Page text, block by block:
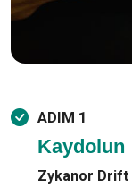
ADIM 1
Kaydolun
Zykanor Drift